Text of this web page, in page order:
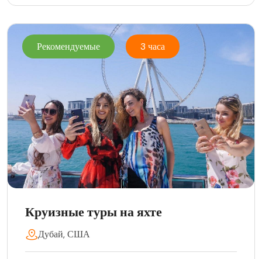
Рекомендуемые 3 часа
Круизные туры на яхте
Дубай, США